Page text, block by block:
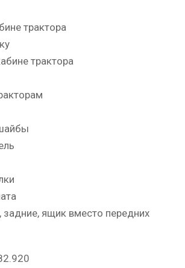
трактора
трактора
задние, ящик вместо передних